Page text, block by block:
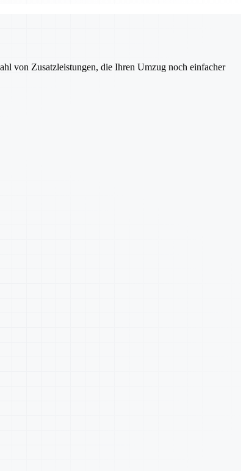
von Zusatzleistungen, die Ihren Umzug noch einfacher